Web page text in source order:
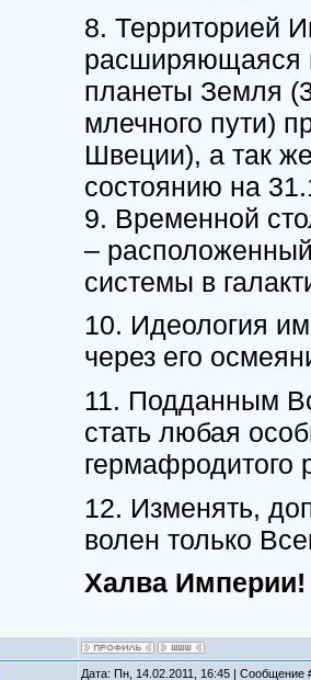
8. Территорией
расширяющаяся
планеты Земля
млечного пути)
Швеции), а так
состоянию на
9. Временной
–
системы в
10. Идеология
через его
11. Подданным
стать любая
гермафродитого
12. Изменять,
волен только
Халва Империи!
Дата: Пн, 14.02.2011, 16:45 | Сообщение